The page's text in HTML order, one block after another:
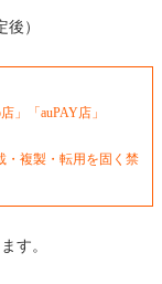
）
」「auPAY店」
・複製・転用を固く禁
す。